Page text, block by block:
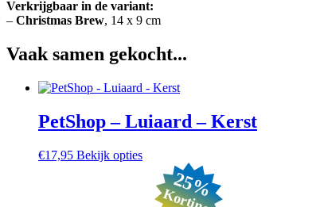
Verkrijgbaar in de variant:
– Christmas Brew, 14 x 9 cm
Vaak samen gekocht...
PetShop – Luiaard – Kerst
€17,95 Bekijk optiesDit
product
heeft
meerdere25%